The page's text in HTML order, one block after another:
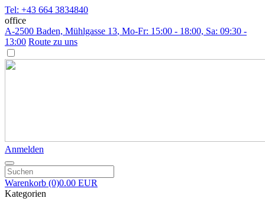
Tel: +43 664 3834840
office
A-2500 Baden, Mühlgasse 13, Mo-Fr: 15:00 - 18:00, Sa: 09:30 -
13:00 Route zu uns
Anmelden
Warenkorb (0)0.00 EUR
Kategorien